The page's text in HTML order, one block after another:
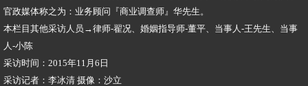
官政媒体称之为：业务顾问『商业调查师』华先生。
本栏目其他采访人员→律师-翟况、婚姻指导师-董平、当事人-王先生、当事
人-小陈
采访时间：2015年11月6日
采访记者：李冰清 摄像：沙立